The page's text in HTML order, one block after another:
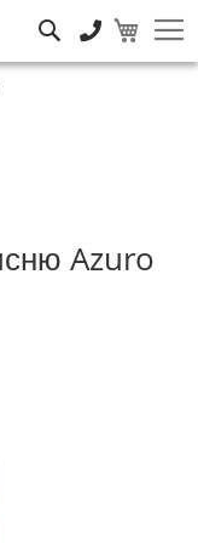
Azuro